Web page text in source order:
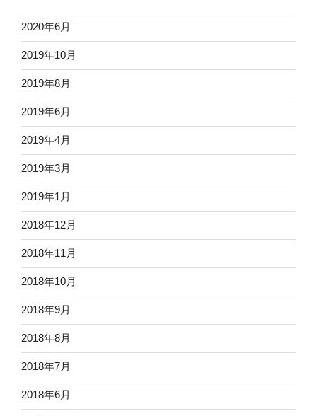
2020年6月
2019年10月
2019年8月
2019年6月
2019年4月
2019年3月
2019年1月
2018年12月
2018年11月
2018年10月
2018年9月
2018年8月
2018年7月
2018年6月